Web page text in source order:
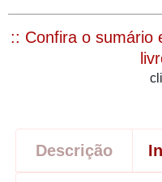
:: Confira o sumário
Descrição